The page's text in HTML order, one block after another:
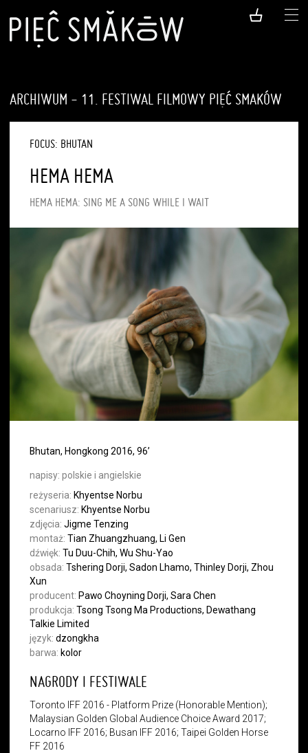
ARCHIWUM - 11. FESTIWAL FILMOWY PIĘĆ SMAKÓW
FOCUS: BHUTAN
HEMA HEMA
HEMA HEMA: SING ME A SONG WHILE I WAIT
Bhutan, Hongkong 2016, 96’
napisy: polskie i angielskie
reżyseria: Khyentse Norbu
scenariusz: Khyentse Norbu
zdjęcia:Jigme Tenzing
montaż:Tian Zhuangzhuang, Li Gen
dźwięk:Tu Duu-Chih, Wu Shu-Yao
obsada:Tshering Dorji, Sadon Lhamo, Thinley Dorji, Zhou
Xun
producent: Pawo Choyning Dorji, Sara Chen
produkcja:Tsong Tsong Ma Productions, Dewathang
Talkie Limited
język:dzongkha
barwa: kolor
NAGRODY I FESTIWALE
Toronto IFF 2016 - Platform Prize (Honorable Mention);
Malaysian Golden Global Audience Choice Award 2017;
Locarno IFF 2016; Busan IFF 2016; Taipei Golden Horse
FF 2016